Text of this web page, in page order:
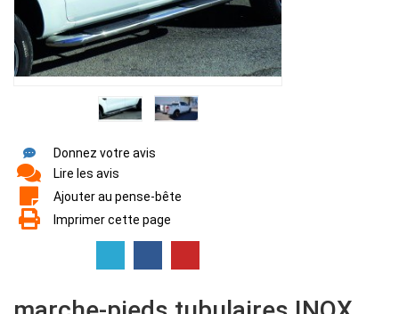
Donnez votre avis
Lire les avis
Ajouter au pense-bête
Imprimer cette page